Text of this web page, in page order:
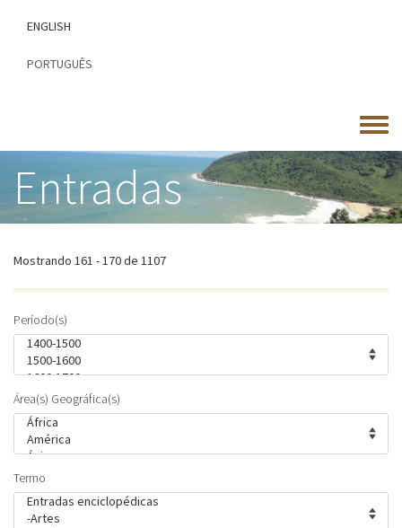
conteúdo
ENGLISH
PORTUGUÊS
Toggle
menu
Entradas
Mostrando 161 - 170 de 1107
Período(s)
Área(s) Geográfica(s)
Termo